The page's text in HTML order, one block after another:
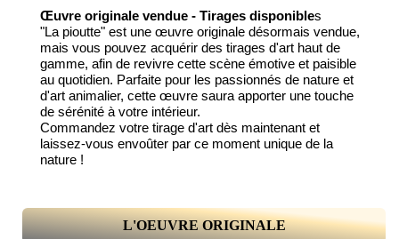
Œuvre originale vendue - Tirages disponibles
"La pioutte" est une œuvre originale désormais vendue,
mais vous pouvez acquérir des tirages d'art haut de
gamme, afin de revivre cette scène émotive et paisible
au quotidien. Parfaite pour les passionnés de nature et
d'art animalier, cette œuvre saura apporter une touche
de sérénité à votre intérieur.
Commandez votre tirage d'art dès maintenant et
laissez-vous envoûter par ce moment unique de la
nature !
L'OEUVRE ORIGINALE